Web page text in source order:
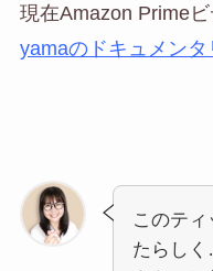
現在Amazon Prime
yamaのドキュメンタ
このテ
たらし